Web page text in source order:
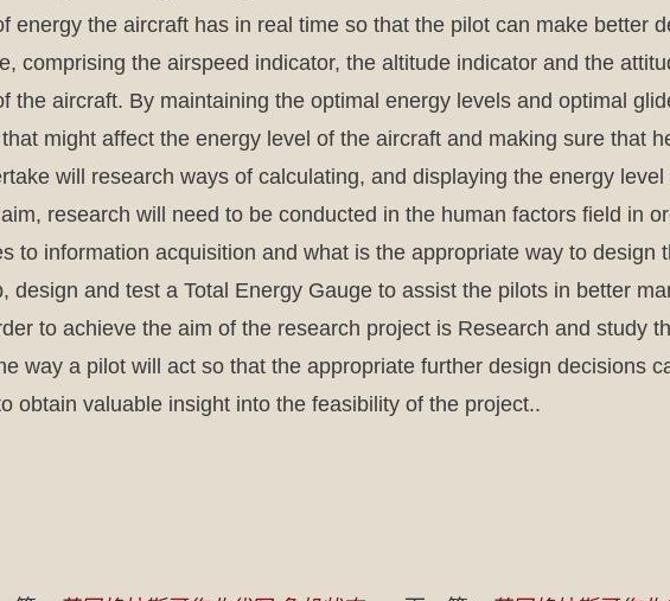
energy the aircraft has in real time so that the pilot can make better
comprising the airspeed indicator, the altitude indicator and the
the aircraft. By maintaining the optimal energy levels and optimal
might affect the energy level of the aircraft and making sure that
will research ways of calculating, and displaying the energy
research will need to be conducted in the human factors field in
to information acquisition and what is the appropriate way to design
design and test a Total Energy Gauge to assist the pilots in better
to achieve the aim of the research project is Research and study
way a pilot will act so that the appropriate further design decisions
obtain valuable insight into the feasibility of the project..